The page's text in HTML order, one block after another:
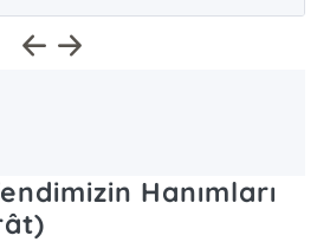
Hanımları